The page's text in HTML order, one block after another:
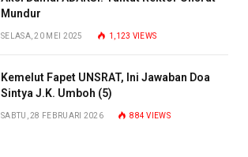
Mundur
SELASA, 20 MEI 2025 1,123 VIEWS
Kemelut Fapet UNSRAT, Ini Jawaban Doa
Sintya J.K. Umboh (5)
SABTU, 28 FEBRUARI 2026 884VIEWS